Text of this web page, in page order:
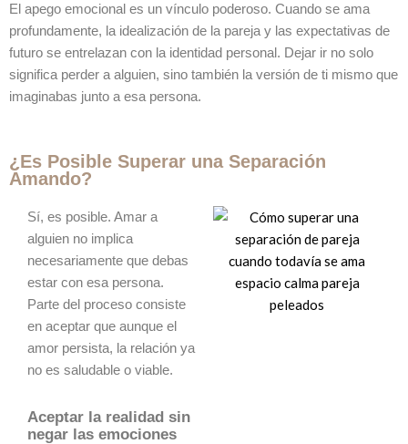
El apego emocional es un vínculo poderoso. Cuando se ama
profundamente, la idealización de la pareja y las expectativas de
futuro se entrelazan con la identidad personal. Dejar ir no solo
significa perder a alguien, sino también la versión de ti mismo que
imaginabas junto a esa persona.
¿Es Posible Superar una Separación
Amando?
Sí, es posible. Amar a
alguien no implica
necesariamente que debas
estar con esa persona.
Parte del proceso consiste
en aceptar que aunque el
amor persista, la relación ya
no es saludable o viable.
Aceptar la realidad sin
negar las emociones